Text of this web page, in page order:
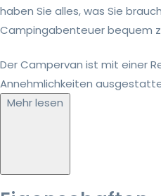
haben Sie alles, was Sie
Campingabenteuer bequem
Der Campervan ist mit einer
Annehmlichkeiten
Mehr lesen